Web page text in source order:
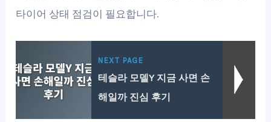
타이어 상태 점검이 필요합니다.
NEXT PAGE
테슬라 모델Y 지금 사면 손
해일까 진심 후기